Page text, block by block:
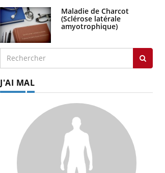
Maladie de Charcot
(Sclérose latérale
amyotrophique)
J'AI MAL